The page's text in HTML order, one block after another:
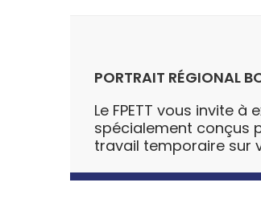
PORTRAIT RÉGIONAL
Le FPETT vous invite
spécialement conçus
travail temporaire sur